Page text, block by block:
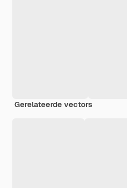
Gerelateerde vectors